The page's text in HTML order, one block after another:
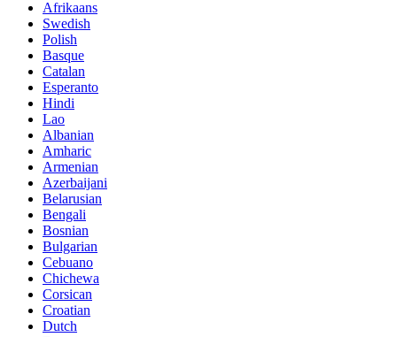
Afrikaans
Swedish
Polish
Basque
Catalan
Esperanto
Hindi
Lao
Albanian
Amharic
Armenian
Azerbaijani
Belarusian
Bengali
Bosnian
Bulgarian
Cebuano
Chichewa
Corsican
Croatian
Dutch